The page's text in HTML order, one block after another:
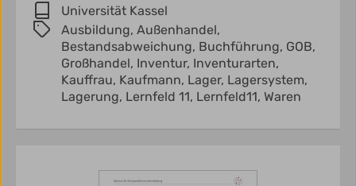
Universität Kassel
Ausbildung, Außenhandel,
Bestandsabweichung, Buchführung, GOB,
Großhandel, Inventur, Inventurarten,
Kauffrau, Kaufmann, Lager, Lagersystem,
Lagerung, Lernfeld 11, Lernfeld11, Waren